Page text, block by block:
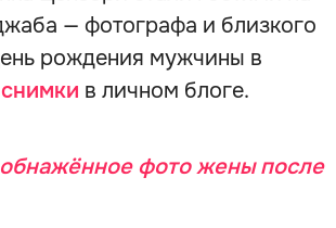
— фотографа и близкого
рождения мужчины в
в личном блоге.
фото жены после